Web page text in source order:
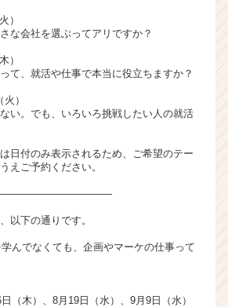
）
な会社を選ぶってアリですか？
）
て、就活や仕事で本当に役立ちますか？
）
い。でも、いろいろ挑戦したい人の就活
日付のみ表示されるため、ご希望のテー
えご予約ください。
以下の通りです。
んでなくても、企画やマーケの仕事って
（木）、8月19日（水）、9月9日（水）